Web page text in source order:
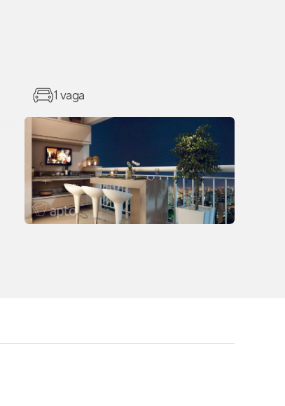
1 vaga